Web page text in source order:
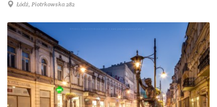
Łódź, Piotrkowska 282